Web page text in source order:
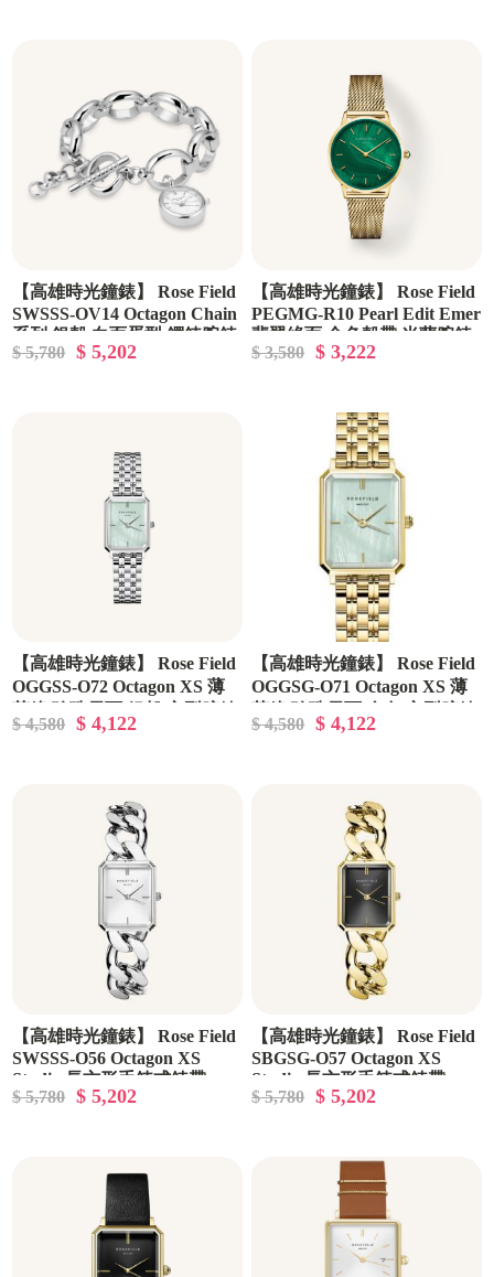
【高雄時光鐘錶】 Rose Field
SWSSS-OV14 Octagon Chain
系列 銀殼 白面蛋型 鐲鍊腕錶
$ 5,780
$ 5,202
【高雄時光鐘錶】 Rose Field
PEGMG-R10 Pearl Edit Emer
翡翠綠面 金色殼帶 米蘭腕錶
$ 3,580
$ 3,222
【高雄時光鐘錶】 Rose Field
OGGSS-O72 Octagon XS 薄
$ 4,580 $ 4,122
【高雄時光鐘錶】 Rose Field
OGGSG-O71 Octagon XS 薄
$ 4,580 $ 4,122
【高雄時光鐘錶】 Rose Field
SWSSS-O56 Octagon XS
Studio 長方形手鍊式錶帶
$ 5,780
$ 5,202
【高雄時光鐘錶】 Rose Field
SBGSG-O57 Octagon XS
Studio 長方形手鍊式錶帶
$ 5,780
$ 5,202